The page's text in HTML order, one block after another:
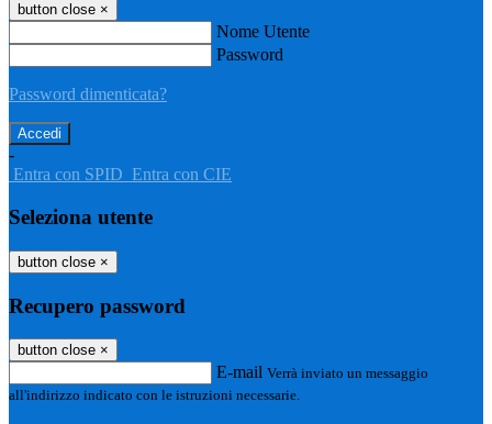
button close ×
Nome Utente
Password
Password dimenticata?
-
Entra con SPID Entra con CIE
Seleziona utente
button close ×
Recupero password
button close ×
E-mail Verrà inviato un messaggio
all'indirizzo indicato con le istruzioni necessarie.